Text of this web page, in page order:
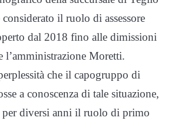
il ruolo di assessore
dal 2018 fino alle dimissioni
l’amministrazione Moretti.
che il capogruppo di
a conoscenza di tale situazione,
per diversi anni il ruolo di primo